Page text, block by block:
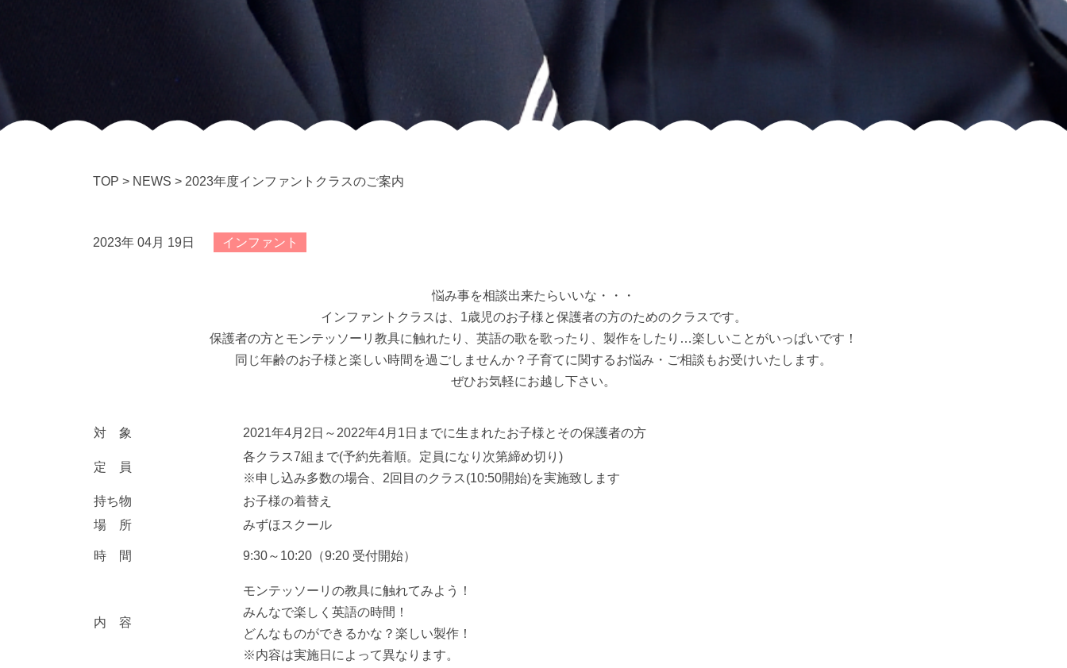
TOP > NEWS > 2023年度インファントクラスのご案内
2023年 04月 19日 インファント
悩み事を相談出来たらいいな・・・
インファントクラスは、1歳児のお子様と保護者の方のためのクラスです。
保護者の方とモンテッソーリ教具に触れたり、英語の歌を歌ったり、製作をしたり…楽しいことがいっぱいです！
同じ年齢のお子様と楽しい時間を過ごしませんか？子育てに関するお悩み・ご相談もお受けいたします。
ぜひお気軽にお越し下さい。
対 象 2021年4月2日～2022年4月1日までに生まれたお子様とその保護者の方
定 員
各クラス7組まで(予約先着順。定員になり次第締め切り)
※申し込み多数の場合、2回目のクラス(10:50開始)を実施致します
持ち物
お子様の着替え
場 所
みずほスクール
時 間 9:30～10:20（9:20 受付開始）
内 容
モンテッソーリの教具に触れてみよう！
みんなで楽しく英語の時間！
どんなものができるかな？楽しい製作！
※内容は実施日によって異なります。